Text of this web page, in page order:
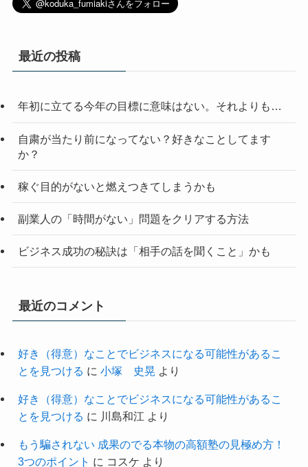
最近の投稿
年初に立てる今年の目標に意味はない。それよりも…
自粛が当たり前になってない？好きなことしてます
か？
稼ぐ目的がないと燃えつきてしまうかも
副業人の「時間がない」問題をクリアする方法
ビジネス成功の秘訣は「相手の話を聞くこと」かも
最近のコメント
好き（得意）なことでビジネスになる可能性があるこ
とを見つける に 小塚 史晃 より
好き（得意）なことでビジネスになる可能性があるこ
とを見つける に 川島和江 より
もう騙されない 成果のでる本物の高額塾の見極め方！
3つのポイント に コスケ より